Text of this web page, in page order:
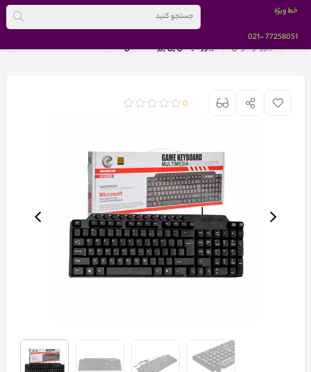
خط ویژه
77258051
-021
خانه
کیبورد و ماوس کیبورد ایکس پی پروداکت مدل XP-8200
0